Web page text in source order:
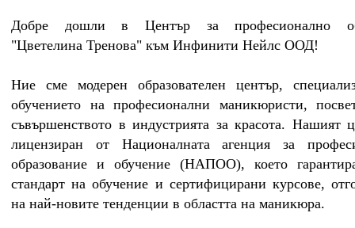
Добре дошли в Център за професионално
"Цветелина Тренова" към Инфинити Нейлс ООД!
Ние сме модерен образователен център,
обучението на професионални маникюристи,
съвършенството в индустрията за красота. Нашият
лицензиран от Националната агенция за
образование и обучение (НАПОО), което
стандарт на обучение и сертифицирани курсове,
на най-новите тенденции в областта на маникюра.